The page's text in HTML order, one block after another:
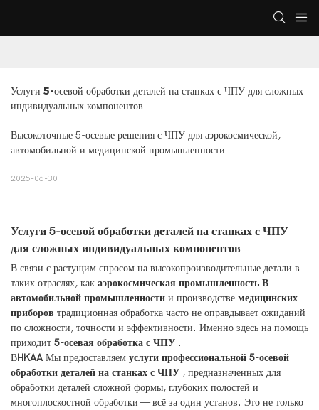
Услуги 5-осевой обработки деталей на станках с ЧПУ для сложных
индивидуальных компонентов
Высокоточные 5-осевые решения с ЧПУ для аэрокосмической,
автомобильной и медицинской промышленности
2025-06-30
Услуги 5-осевой обработки деталей на станках с ЧПУ
для сложных индивидуальных компонентов
В связи с растущим спросом на высокопроизводительные детали в
таких отраслях, как аэрокосмическая промышленность В
автомобильной промышленности и производстве медицинских
приборов традиционная обработка часто не оправдывает ожиданий
по сложности, точности и эффективности. Именно здесь на помощь
приходит 5-осевая обработка с ЧПУ .
ВHKAA Мы предоставляем услуги профессиональной 5-осевой
обработки деталей на станках с ЧПУ , предназначенных для
обработки деталей сложной формы, глубоких полостей и
многоплоскостной обработки — всё за один установ. Это не только